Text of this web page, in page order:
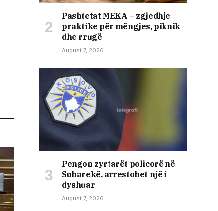
Pashtetat MEKA – zgjedhje
praktike për mëngjes, piknik
dhe rrugë
August 7, 2026
Pengon zyrtarët policorë në
Suharekë, arrestohet një i
dyshuar
August 7, 2026